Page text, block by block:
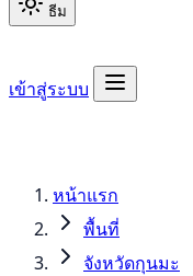
ธีม
เข้าสู่ระบบ
หน้าแรก
พื้นที่
จังหวัดกุนมะ